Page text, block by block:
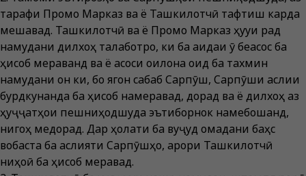
тарафи Промо Марказ ва ё Ташкилотчӣ тафтиш карда
мешавад. Ташкилотчӣ ва ё Промо Марказ ҳуқуқи рад
намудани дилхоҳ талаботро, ки ба ақидаи ӯ беасос ба
ҳисоб мераванд ва ё асоси оқилона оид ба тахмин
намудани он ки, бо ягон сабаб Сарпӯш, Сарпӯши аслии
бурдкунанда ба ҳисоб намеравад, дорад ва ё дилхоҳ аз
ҳуҷҷатҳои пешниҳодшуда эътиборнок намебошанд,
нигоҳ медорад. Дар ҳолати ба вуҷуд омадани баҳс
вобаста ба аслияти Сарпӯшҳо, қарори Ташкилотчӣ
ниҳоӣ ба ҳисоб меравад.